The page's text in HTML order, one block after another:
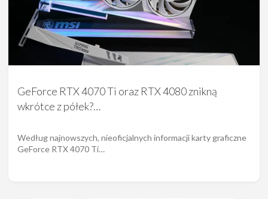
GeForce RTX 4070 Ti oraz RTX 4080 znikną
wkrótce z półek?…
Według najnowszych, nieoficjalnych informacji karty graficzne
GeForce RTX 4070 Ti…